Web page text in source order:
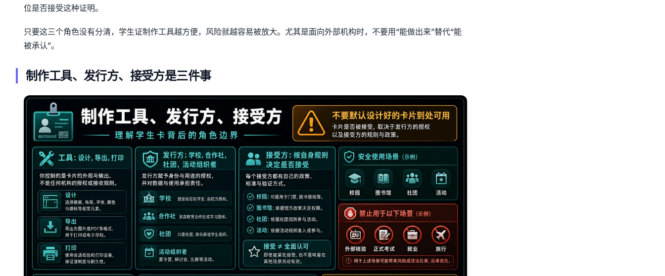
位是否接受这种证明。
只要这三个角色没有分清，学生证制作工具越方便，风险就越容易被放大。尤其是面向外部机构时，不要用“能做出来”替代“能
被承认”。
制作工具、发行方、接受方是三件事